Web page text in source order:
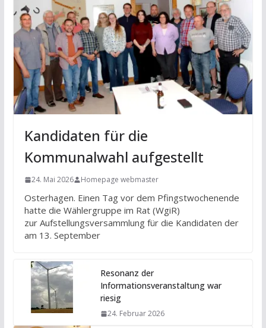
Kandidaten für die
Kommunalwahl aufgestellt
24. Mai 2026 Homepage webmaster
Osterhagen. Einen Tag vor dem Pfingstwochenende
hatte die Wählergruppe im Rat (WgiR)
zur Aufstellungsversammlung für die Kandidaten der
am 13. September
Resonanz der
Informationsveranstaltung war
riesig
24. Februar 2026